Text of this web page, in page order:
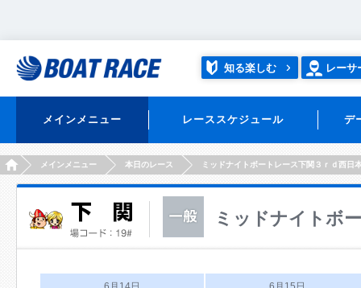
知る楽しむ レーサ
メインメニュー レーススケジュール デ
HOMEメインメニュー 本日のレース ミッドナイトボートレース下関３ｒｄ西日
ミッドナイトボ